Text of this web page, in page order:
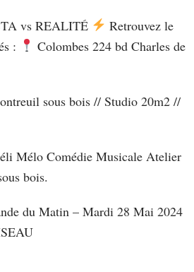
vs REALITÉ
Retrouvez le
:
Colombes 224 bd Charles de
sous bois // Studio 20m2 //
Mélo Comédie Musicale Atelier
bois.
du Matin – Mardi 28 Mai 2024